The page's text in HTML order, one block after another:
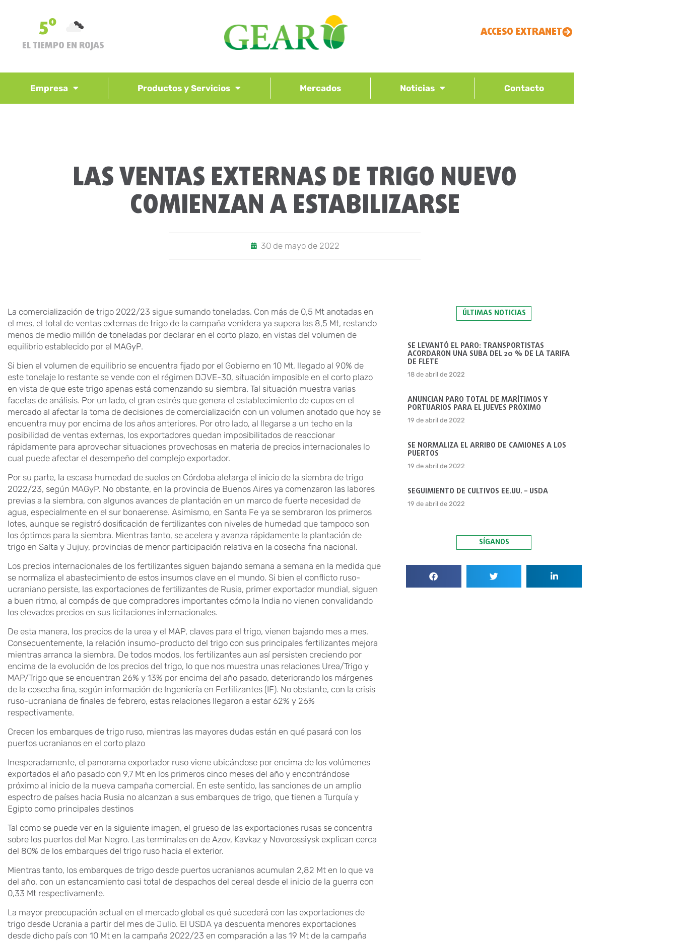
5º
EL TIEMPO EN ROJAS
ACCESO EXTRANET
Empresa Productos y Servicios Mercados Noticias Contacto
LAS VENTAS EXTERNAS DE TRIGO NUEVO
COMIENZAN A ESTABILIZARSE
30 de mayo de 2022
La comercialización de trigo 2022/23 sigue sumando toneladas. Con más de 0,5 Mt anotadas en
el mes, el total de ventas externas de trigo de la campaña venidera ya supera las 8,5 Mt, restando
menos de medio millón de toneladas por declarar en el corto plazo, en vistas del volumen de
equilibrio establecido por el MAGyP.
Si bien el volumen de equilibrio se encuentra fijado por el Gobierno en 10 Mt, llegado al 90% de
este tonelaje lo restante se vende con el régimen DJVE-30, situación imposible en el corto plazo
en vista de que este trigo apenas está comenzando su siembra. Tal situación muestra varias
facetas de análisis. Por un lado, el gran estrés que genera el establecimiento de cupos en el
mercado al afectar la toma de decisiones de comercialización con un volumen anotado que hoy se
encuentra muy por encima de los años anteriores. Por otro lado, al llegarse a un techo en la
posibilidad de ventas externas, los exportadores quedan imposibilitados de reaccionar
rápidamente para aprovechar situaciones provechosas en materia de precios internacionales lo
cual puede afectar el desempeño del complejo exportador.
Por su parte, la escasa humedad de suelos en Córdoba aletarga el inicio de la siembra de trigo
2022/23, según MAGyP. No obstante, en la provincia de Buenos Aires ya comenzaron las labores
previas a la siembra, con algunos avances de plantación en un marco de fuerte necesidad de
agua, especialmente en el sur bonaerense. Asimismo, en Santa Fe ya se sembraron los primeros
lotes, aunque se registró dosificación de fertilizantes con niveles de humedad que tampoco son
los óptimos para la siembra. Mientras tanto, se acelera y avanza rápidamente la plantación de
trigo en Salta y Jujuy, provincias de menor participación relativa en la cosecha fina nacional.
Los precios internacionales de los fertilizantes siguen bajando semana a semana en la medida que
se normaliza el abastecimiento de estos insumos clave en el mundo. Si bien el conflicto ruso-
ucraniano persiste, las exportaciones de fertilizantes de Rusia, primer exportador mundial, siguen
a buen ritmo, al compás de que compradores importantes cómo la India no vienen convalidando
los elevados precios en sus licitaciones internacionales.
De esta manera, los precios de la urea y el MAP, claves para el trigo, vienen bajando mes a mes.
Consecuentemente, la relación insumo-producto del trigo con sus principales fertilizantes mejora
mientras arranca la siembra. De todos modos, los fertilizantes aun así persisten creciendo por
encima de la evolución de los precios del trigo, lo que nos muestra unas relaciones Urea/Trigo y
MAP/Trigo que se encuentran 26% y 13% por encima del año pasado, deteriorando los márgenes
de la cosecha fina, según información de Ingeniería en Fertilizantes (IF). No obstante, con la crisis
ruso-ucraniana de finales de febrero, estas relaciones llegaron a estar 62% y 26%
respectivamente.
Crecen los embarques de trigo ruso, mientras las mayores dudas están en qué pasará con los
puertos ucranianos en el corto plazo
Inesperadamente, el panorama exportador ruso viene ubicándose por encima de los volúmenes
exportados el año pasado con 9,7 Mt en los primeros cinco meses del año y encontrándose
próximo al inicio de la nueva campaña comercial. En este sentido, las sanciones de un amplio
espectro de países hacia Rusia no alcanzan a sus embarques de trigo, que tienen a Turquía y
Egipto como principales destinos
Tal como se puede ver en la siguiente imagen, el grueso de las exportaciones rusas se concentra
sobre los puertos del Mar Negro. Las terminales en de Azov, Kavkaz y Novorossiysk explican cerca
del 80% de los embarques del trigo ruso hacia el exterior.
Mientras tanto, los embarques de trigo desde puertos ucranianos acumulan 2,82 Mt en lo que va
del año, con un estancamiento casi total de despachos del cereal desde el inicio de la guerra con
0,33 Mt respectivamente.
La mayor preocupación actual en el mercado global es qué sucederá con las exportaciones de
trigo desde Ucrania a partir del mes de Julio. El USDA ya descuenta menores exportaciones
desde dicho país con 10 Mt en la campaña 2022/23 en comparación a las 19 Mt de la campaña
ÚLTIMAS NOTICIAS
SE LEVANTÓ EL PARO: TRANSPORTISTAS
ACORDARON UNA SUBA DEL 20 % DE LA TARIFA
DE FLETE
18 de abril de 2022
ANUNCIAN PARO TOTAL DE MARÍTIMOS Y
PORTUARIOS PARA EL JUEVES PRÓXIMO
19 de abril de 2022
SE NORMALIZA EL ARRIBO DE CAMIONES A LOS
PUERTOS
19 de abril de 2022
SEGUIMIENTO DE CULTIVOS EE.UU. – USDA
19 de abril de 2022
SÍGANOS